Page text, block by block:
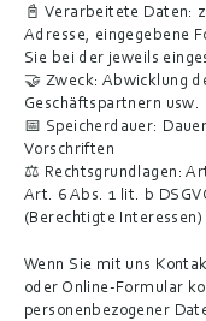
📓 Verarbeitete Daten:
Adresse, eingegebene
Sie bei der jeweils
🤝 Zweck: Abwicklung
Geschäftspartnern usw.
📅 Speicherdauer:
Vorschriften
⚖️ Rechtsgrundlagen:
Art. 6 Abs. 1 lit. b
(Berechtigte Interessen)
Wenn Sie mit uns
oder Online-Formular
personenbezogener